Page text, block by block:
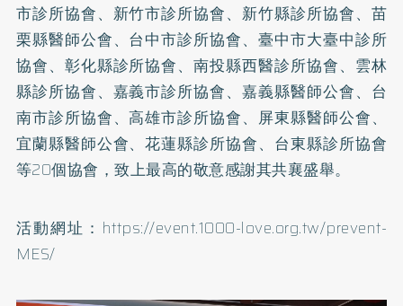
市診所協會、新竹市診所協會、新竹縣診所協會、苗
栗縣醫師公會、台中市診所協會、臺中市大臺中診所
協會、彰化縣診所協會、南投縣西醫診所協會、雲林
縣診所協會、嘉義市診所協會、嘉義縣醫師公會、台
南市診所協會、高雄市診所協會、屏東縣醫師公會、
宜蘭縣醫師公會、花蓮縣診所協會、台東縣診所協會
等20個協會，致上最高的敬意感謝其共襄盛舉。
活動網址： https://event.1000-love.org.tw/prevent-
MES/